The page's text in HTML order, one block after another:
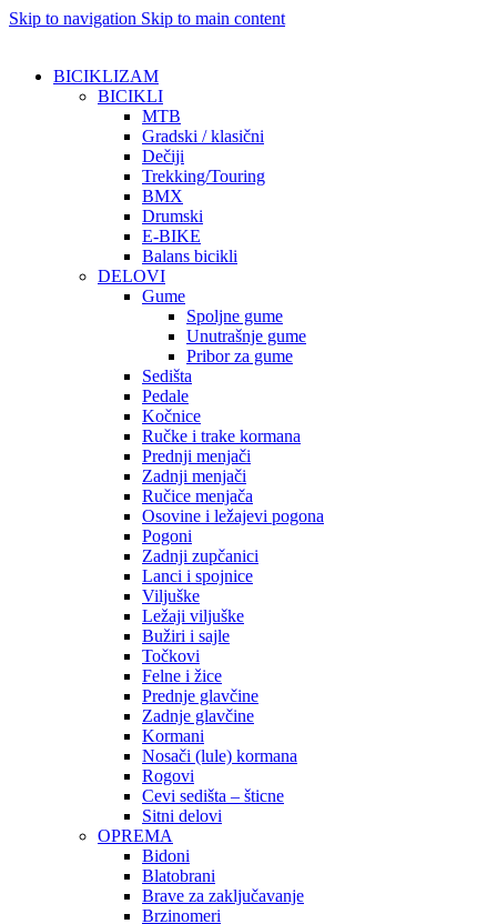
Skip to navigation Skip to main content
BICIKLIZAM
BICIKLI
MTB
Gradski / klasični
Dečiji
Trekking/Touring
BMX
Drumski
E-BIKE
Balans bicikli
DELOVI
Gume
Spoljne gume
Unutrašnje gume
Pribor za gume
Sedišta
Pedale
Kočnice
Ručke i trake kormana
Prednji menjači
Zadnji menjači
Ručice menjača
Osovine i ležajevi pogona
Pogoni
Zadnji zupčanici
Lanci i spojnice
Viljuške
Ležaji viljuške
Bužiri i sajle
Točkovi
Felne i žice
Prednje glavčine
Zadnje glavčine
Kormani
Nosači (lule) kormana
Rogovi
Cevi sedišta – šticne
Sitni delovi
OPREMA
Bidoni
Blatobrani
Brave za zaključavanje
Brzinomeri